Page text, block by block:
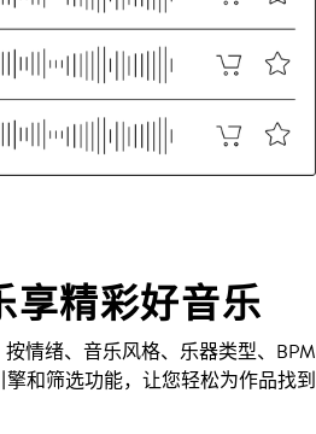
享精彩好音乐
情绪、音乐风格、乐器类型、BPM
和筛选功能，让您轻松为作品找到